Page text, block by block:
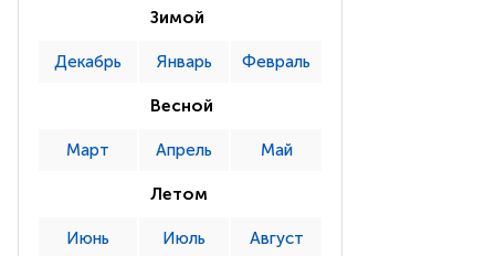
Зимой
Декабрь Январь Февраль
Весной
Март Апрель Май
Летом
Июнь Июль Август